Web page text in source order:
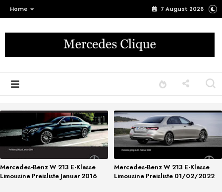
Home 7 August 2026
Mercedes-Benz W 213 E-Klasse
Limousine Preisliste Januar 2016
Mercedes-Benz W 213 E-Klasse
Limousine Preisliste 01/02/2022